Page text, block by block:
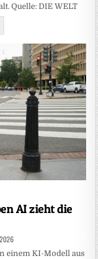
Quelle: DIE WELT
AI zieht die
einem KI-Modell aus